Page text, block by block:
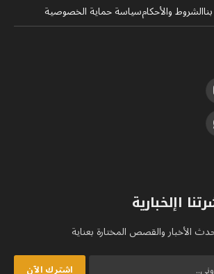
الشروط والأحكامسياسة حماية الخصوصية
اإلخبارية
الأخبار والقصص المختارة بعناية